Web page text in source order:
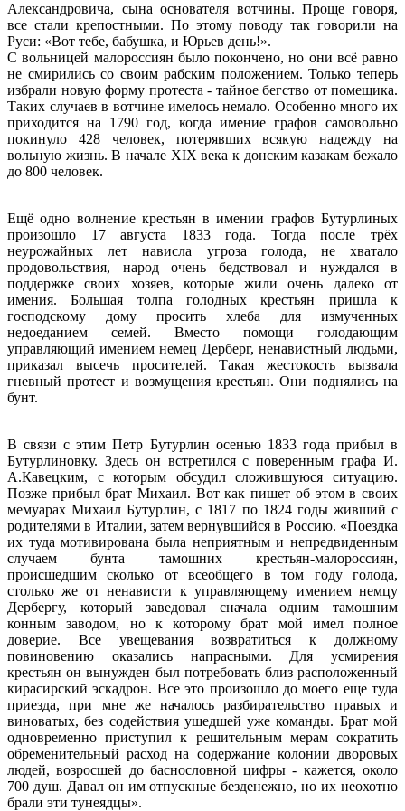
Александровича, сына основателя вотчины. Проще говоря,
все стали крепостными. По этому поводу так говорили на
Руси: «Вот тебе, бабушка, и Юрьев день!».
С вольницей малороссиян было покончено, но они всё равно
не смирились со своим рабским положением. Только теперь
избрали новую форму протеста - тайное бегство от помещика.
Таких случаев в вотчине имелось немало. Особенно много их
приходится на 1790 год, когда имение графов самовольно
покинуло 428 человек, потерявших всякую надежду на
вольную жизнь. В начале XIX века к донским казакам бежало
до 800 человек.
Ещё одно волнение крестьян в имении графов Бутурлиных
произошло 17 августа 1833 года. Тогда после трёх
неурожайных лет нависла угроза голода, не хватало
продовольствия, народ очень бедствовал и нуждался в
поддержке своих хозяев, которые жили очень далеко от
имения. Большая толпа голодных крестьян пришла к
господскому дому просить хлеба для измученных
недоеданием семей. Вместо помощи голодающим
управляющий имением немец Дерберг, ненавистный людьми,
приказал высечь просителей. Такая жестокость вызвала
гневный протест и возмущения крестьян. Они поднялись на
бунт.
В связи с этим Петр Бутурлин осенью 1833 года прибыл в
Бутурлиновку. Здесь он встретился с поверенным графа И.
А.Кавецким, с которым обсудил сложившуюся ситуацию.
Позже прибыл брат Михаил. Вот как пишет об этом в своих
мемуарах Михаил Бутурлин, с 1817 по 1824 годы живший с
родителями в Италии, затем вернувшийся в Россию. «Поездка
их туда мотивирована была неприятным и непредвиденным
случаем бунта тамошних крестьян-малороссиян,
происшедшим сколько от всеобщего в том году голода,
столько же от ненависти к управляющему имением немцу
Дербергу, который заведовал сначала одним тамошним
конным заводом, но к которому брат мой имел полное
доверие. Все увещевания возвратиться к должному
повиновению оказались напрасными. Для усмирения
крестьян он вынужден был потребовать близ расположенный
кирасирский эскадрон. Все это произошло до моего еще туда
приезда, при мне же началось разбирательство правых и
виноватых, без содействия ушедшей уже команды. Брат мой
одновременно приступил к решительным мерам сократить
обременительный расход на содержание колонии дворовых
людей, возросшей до баснословной цифры - кажется, около
700 душ. Давал он им отпускные безденежно, но их неохотно
брали эти тунеядцы».